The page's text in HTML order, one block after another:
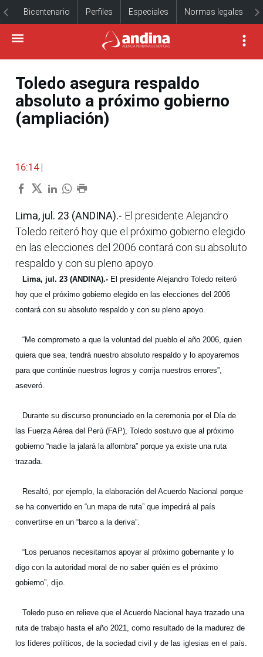
Bicentenario Perfiles Especiales Normas legales
Toledo asegura respaldo
absoluto a próximo gobierno
(ampliación)
16:14 |
Lima, jul. 23 (ANDINA).- El presidente Alejandro
Toledo reiteró hoy que el próximo gobierno elegido
en las elecciones del 2006 contará con su absoluto
respaldo y con su pleno apoyo.
Lima, jul. 23 (ANDINA).- El presidente Alejandro Toledo reiteró
hoy que el próximo gobierno elegido en las elecciones del 2006
contará con su absoluto respaldo y con su pleno apoyo.
“Me comprometo a que la voluntad del pueblo el año 2006, quien
quiera que sea, tendrá nuestro absoluto respaldo y lo apoyaremos
para que continúe nuestros logros y corrija nuestros errores”,
aseveró.
Durante su discurso pronunciado en la ceremonia por el Día de
las Fuerza Aérea del Perú (FAP), Toledo sostuvo que al próximo
gobierno “nadie la jalará la alfombra” porque ya existe una ruta
trazada.
Resaltó, por ejemplo, la elaboración del Acuerdo Nacional porque
se ha convertido en “un mapa de ruta” que impedirá al país
convertirse en un “barco a la deriva”.
“Los peruanos necesitamos apoyar al próximo gobernante y lo
digo con la autoridad moral de no saber quién es el próximo
gobierno”, dijo.
Toledo puso en relieve que el Acuerdo Nacional haya trazado una
ruta de trabajo hasta el año 2021, como resultado de la madurez de
los líderes políticos, de la sociedad civil y de las iglesias en el país.